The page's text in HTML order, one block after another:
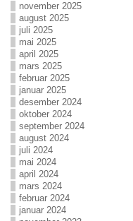
november 2025
august 2025
juli 2025
mai 2025
april 2025
mars 2025
februar 2025
januar 2025
desember 2024
oktober 2024
september 2024
august 2024
juli 2024
mai 2024
april 2024
mars 2024
februar 2024
januar 2024